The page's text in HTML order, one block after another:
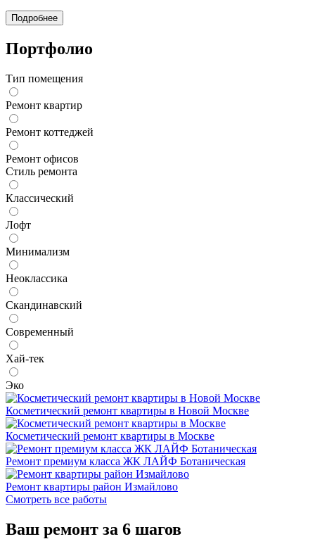
Подробнее
Портфолио
Тип помещения
Ремонт квартир
Ремонт коттеджей
Ремонт офисов
Стиль ремонта
Классический
Лофт
Минимализм
Неоклассика
Скандинавский
Современный
Хай-тек
Эко
Косметический ремонт квартиры в Новой Москве
Косметический ремонт квартиры в Москве
Ремонт премиум класса ЖК ЛАЙФ Ботаническая
Ремонт квартиры район Измайлово
Смотреть все работы
Ваш ремонт за 6 шагов